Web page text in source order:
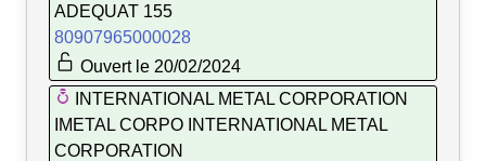
ADEQUAT 155
80907965000028
Ouvert le 20/02/2024
INTERNATIONAL METAL CORPORATION
IMETAL CORPO INTERNATIONAL METAL
CORPORATION